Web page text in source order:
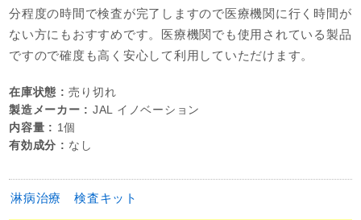
分程度の時間で検査が完了しますので医療機関に行く時間が
ない方にもおすすめです。医療機関でも使用されている製品
ですので確度も高く安心して利用していただけます。
在庫状態 :売り切れ
製造メーカー : JAL イノベーション
内容量 : 1個
有効成分 : なし
淋病治療 検査キット